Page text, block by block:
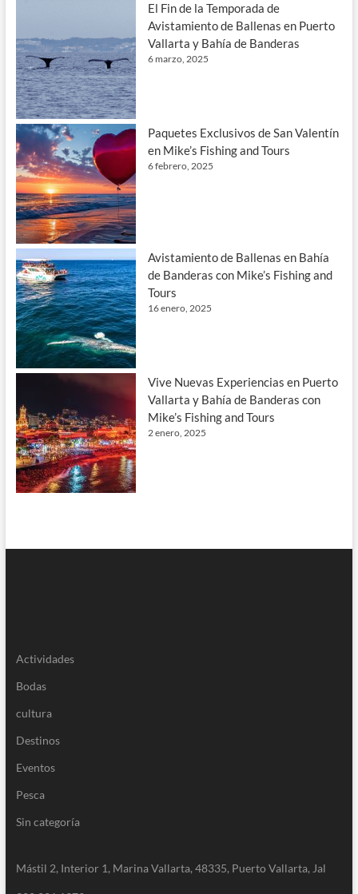
El Fin de la Temporada de
Avistamiento de Ballenas en Puerto
Vallarta y Bahía de Banderas
6 marzo, 2025
Paquetes Exclusivos de San Valentín
en Mike’s Fishing and Tours
6 febrero, 2025
Avistamiento de Ballenas en Bahía
de Banderas con Mike’s Fishing and
Tours
16 enero, 2025
Vive Nuevas Experiencias en Puerto
Vallarta y Bahía de Banderas con
Mike’s Fishing and Tours
2 enero, 2025
Actividades
Bodas
cultura
Destinos
Eventos
Pesca
Sin categoría
Mástil 2, Interior 1, Marina Vallarta, 48335, Puerto Vallarta, Jal